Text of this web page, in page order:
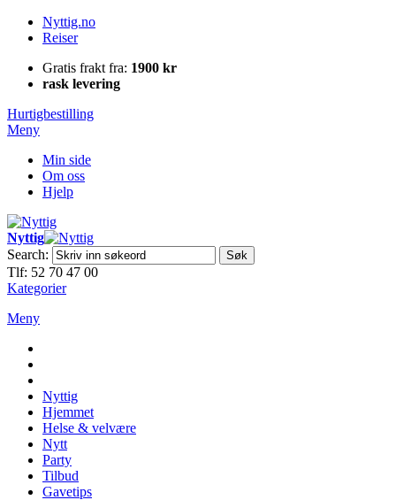
Nyttig.no
Reiser
Gratis frakt fra: 1900 kr
rask levering
Hurtigbestilling
Meny
Min side
Om oss
Hjelp
Nyttig
Search:
Søk
Tlf: 52 70 47 00
Kategorier
Meny
Nyttig
Hjemmet
Helse & velvære
Nytt
Party
Tilbud
Gavetips